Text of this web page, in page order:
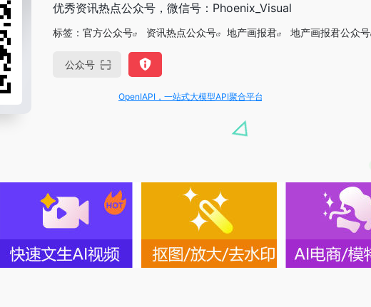
优秀资讯热点公众号，微信号：Phoenix_Visual
标签： 官方公众号 资讯热点公众号 地产画报君 地产画报君公众号
公众号
OpenIAPI，一站式大模型API聚合平台